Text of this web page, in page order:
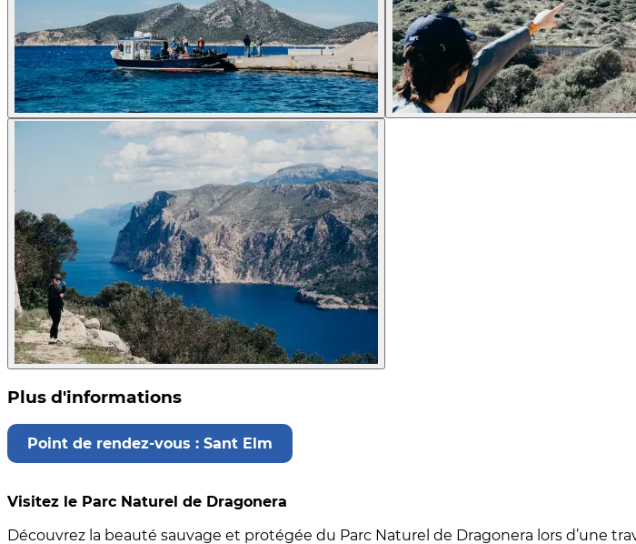
Plus d'informations
Point de rendez-vous : Sant Elm
Visitez le Parc Naturel de Dragonera
Découvrez la beauté sauvage et protégée du Parc Naturel de Dragonera lors d’une